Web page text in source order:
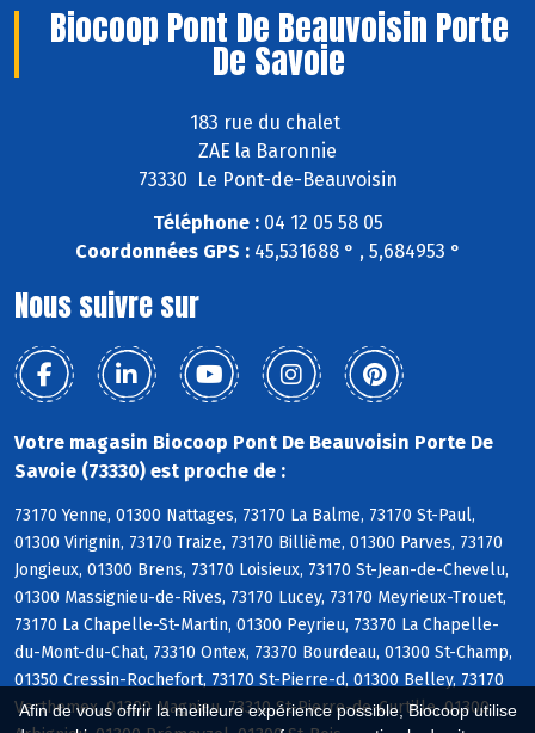
Afin de vous offrir la meilleure expérience possible, Biocoop utilise
Biocoop Pont De Beauvoisin Porte
De Savoie
183 rue du chalet
ZAE la Baronnie
73330 Le Pont-de-Beauvoisin
Téléphone :04 12 05 58 05
Coordonnées GPS :45,531688 ° , 5,684953 °
Nous suivre sur
Votre magasin Biocoop Pont De Beauvoisin Porte De
Savoie (73330) est proche de :
73170 Yenne, 01300 Nattages, 73170 La Balme, 73170 St-Paul,
01300 Virignin, 73170 Traize, 73170 Billième, 01300 Parves, 73170
Jongieux, 01300 Brens, 73170 Loisieux, 73170 St-Jean-de-Chevelu,
01300 Massignieu-de-Rives, 73170 Lucey, 73170 Meyrieux-Trouet,
73170 La Chapelle-St-Martin, 01300 Peyrieu, 73370 La Chapelle-
du-Mont-du-Chat, 73310 Ontex, 73370 Bourdeau, 01300 St-Champ,
01350 Cressin-Rochefort, 73170 St-Pierre-d, 01300 Belley, 73170
Verthemex, 01300 Magnieu, 73310 St-Pierre-de-Curtille, 01300